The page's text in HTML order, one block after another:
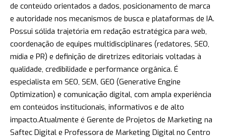
de conteúdo orientados a dados, posicionamento de marca
e autoridade nos mecanismos de busca e plataformas de IA.
Possui sólida trajetória em redação estratégica para web,
coordenação de equipes multidisciplinares (redatores, SEO,
mídia e PR) e definição de diretrizes editoriais voltadas à
qualidade, credibilidade e performance orgânica. É
especialista em SEO, SEM, GEO (Generative Engine
Optimization) e comunicação digital, com ampla experiência
em conteúdos institucionais, informativos e de alto
impacto.Atualmente é Gerente de Projetos de Marketing na
Saftec Digital e Professora de Marketing Digital no Centro